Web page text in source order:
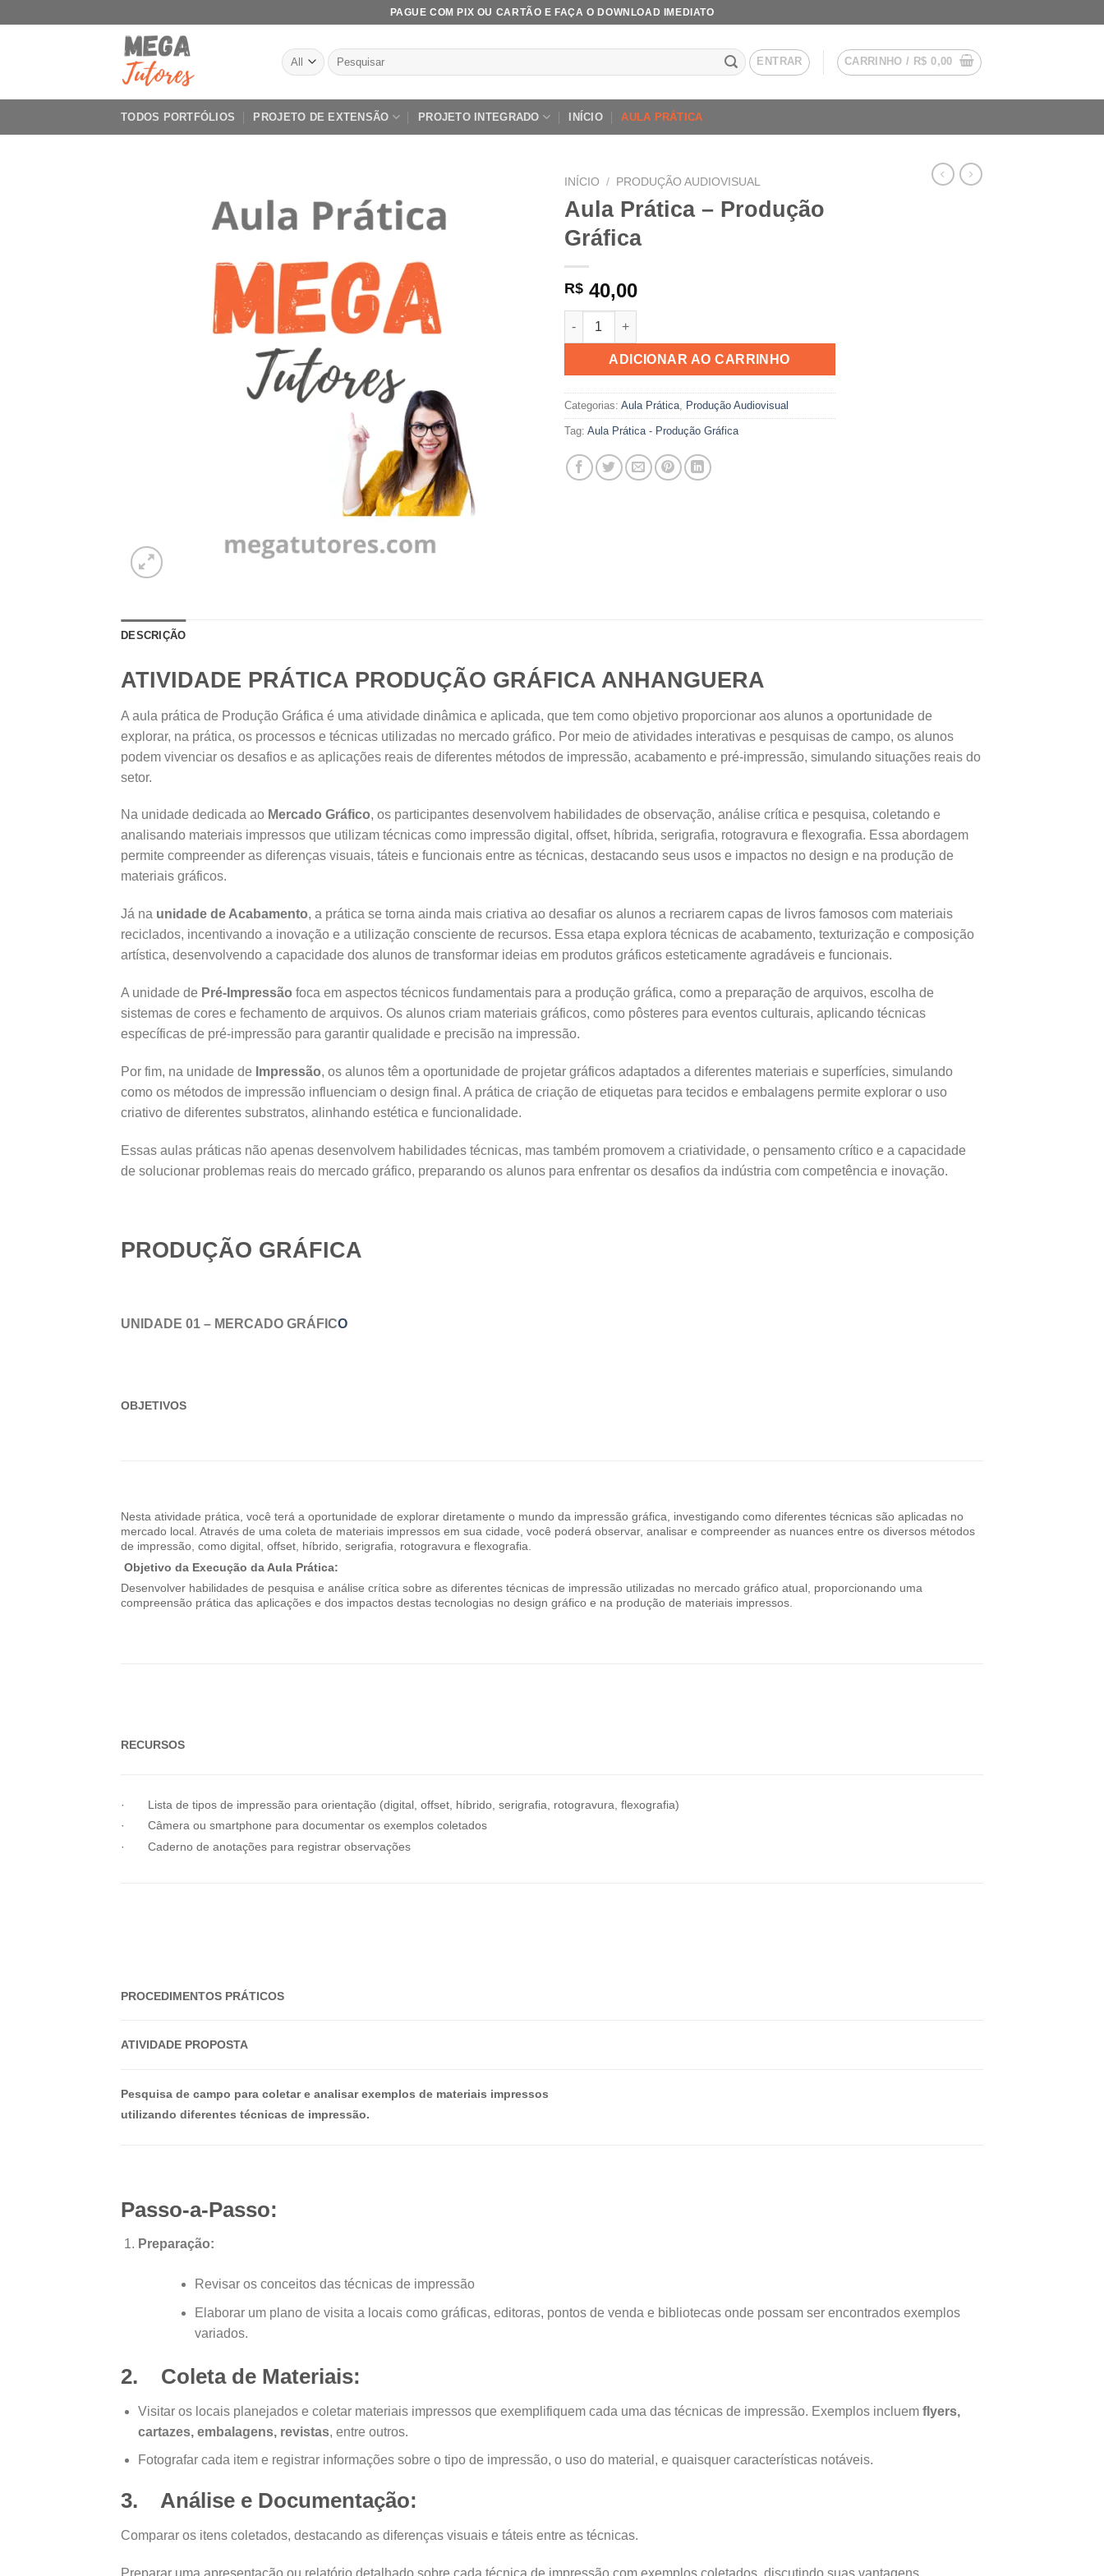
PAGUE COM PIX OU CARTÃO E FAÇA O DOWNLOAD IMEDIATO
Pesquisar
por:
ENTRAR CARRINHO / R$ 0,00
TODOS PORTFÓLIOS PROJETO DE EXTENSÃO PROJETO INTEGRADO INÍCIO AULA PRÁTICA
INÍCIO / PRODUÇÃO AUDIOVISUAL
Aula Prática – Produção
Gráfica
R$ 40,00
Aula Prática - Produção Gráfica quantidade
ADICIONAR AO CARRINHO
Categorias: Aula Prática Produção Audiovisual
Tag: Aula Prática - Produção Gráfica
DESCRIÇÃO
ATIVIDADE PRÁTICA PRODUÇÃO GRÁFICA ANHANGUERA
A aula prática de Produção Gráfica é uma atividade dinâmica e aplicada, que tem como objetivo proporcionar aos alunos a oportunidade de
explorar, na prática, os processos e técnicas utilizadas no mercado gráfico. Por meio de atividades interativas e pesquisas de campo, os alunos
podem vivenciar os desafios e as aplicações reais de diferentes métodos de impressão, acabamento e pré-impressão, simulando situações reais do
setor.
Na unidade dedicada ao Mercado Gráfico, os participantes desenvolvem habilidades de observação, análise crítica e pesquisa, coletando e
analisando materiais impressos que utilizam técnicas como impressão digital, offset, híbrida, serigrafia, rotogravura e flexografia. Essa abordagem
permite compreender as diferenças visuais, táteis e funcionais entre as técnicas, destacando seus usos e impactos no design e na produção de
materiais gráficos.
Já na unidade de Acabamento, a prática se torna ainda mais criativa ao desafiar os alunos a recriarem capas de livros famosos com materiais
reciclados, incentivando a inovação e a utilização consciente de recursos. Essa etapa explora técnicas de acabamento, texturização e composição
artística, desenvolvendo a capacidade dos alunos de transformar ideias em produtos gráficos esteticamente agradáveis e funcionais.
A unidade de Pré-Impressão foca em aspectos técnicos fundamentais para a produção gráfica, como a preparação de arquivos, escolha de
sistemas de cores e fechamento de arquivos. Os alunos criam materiais gráficos, como pôsteres para eventos culturais, aplicando técnicas
específicas de pré-impressão para garantir qualidade e precisão na impressão.
Por fim, na unidade de Impressão, os alunos têm a oportunidade de projetar gráficos adaptados a diferentes materiais e superfícies, simulando
como os métodos de impressão influenciam o design final. A prática de criação de etiquetas para tecidos e embalagens permite explorar o uso
criativo de diferentes substratos, alinhando estética e funcionalidade.
Essas aulas práticas não apenas desenvolvem habilidades técnicas, mas também promovem a criatividade, o pensamento crítico e a capacidade
de solucionar problemas reais do mercado gráfico, preparando os alunos para enfrentar os desafios da indústria com competência e inovação.
PRODUÇÃO GRÁFICA
UNIDADE 01 – MERCADO GRÁFICO
OBJETIVOS
Nesta atividade prática, você terá a oportunidade de explorar diretamente o mundo da impressão gráfica, investigando como diferentes técnicas são aplicadas no
mercado local. Através de uma coleta de materiais impressos em sua cidade, você poderá observar, analisar e compreender as nuances entre os diversos métodos
de impressão, como digital, offset, híbrido, serigrafia, rotogravura e flexografia.
Objetivo da Execução da Aula Prática:
Desenvolver habilidades de pesquisa e análise crítica sobre as diferentes técnicas de impressão utilizadas no mercado gráfico atual, proporcionando uma
compreensão prática das aplicações e dos impactos destas tecnologias no design gráfico e na produção de materiais impressos.
RECURSOS
· Lista de tipos de impressão para orientação (digital, offset, híbrido, serigrafia, rotogravura, flexografia)
· Câmera ou smartphone para documentar os exemplos coletados
· Caderno de anotações para registrar observações
PROCEDIMENTOS PRÁTICOS
ATIVIDADE PROPOSTA
Pesquisa de campo para coletar e analisar exemplos de materiais impressos
utilizando diferentes técnicas de impressão.
Passo-a-Passo:
Preparação:
Revisar os conceitos das técnicas de impressão
Elaborar um plano de visita a locais como gráficas, editoras, pontos de venda e bibliotecas onde possam ser encontrados exemplos
variados.
2. Coleta de Materiais:
Visitar os locais planejados e coletar materiais impressos que exemplifiquem cada uma das técnicas de impressão. Exemplos incluem flyers,
cartazes, embalagens, revistas, entre outros.
Fotografar cada item e registrar informações sobre o tipo de impressão, o uso do material, e quaisquer características notáveis.
3. Análise e Documentação:
Comparar os itens coletados, destacando as diferenças visuais e táteis entre as técnicas.
Preparar uma apresentação ou relatório detalhado sobre cada técnica de impressão com exemplos coletados, discutindo suas vantagens,